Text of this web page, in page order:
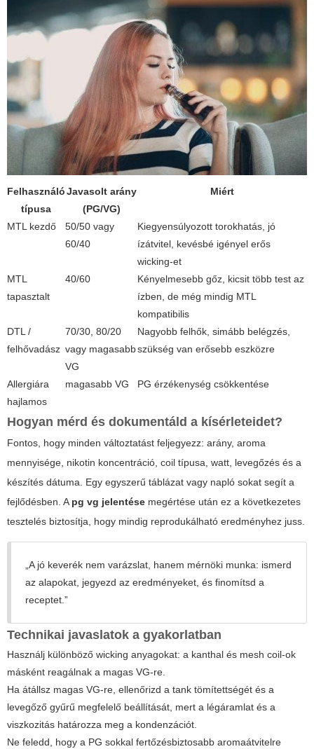
Felhasználó
típusa
Javasolt arány
(PG/VG)
Miért
MTL kezdő
50/50 vagy
60/40
Kiegyensúlyozott torokhatás, jó
ízátvitel, kevésbé igényel erős
wicking-et
MTL
tapasztalt
40/60
Kényelmesebb gőz, kicsit több test az
ízben, de még mindig MTL
kompatibilis
DTL /
felhővadász
70/30, 80/20
vagy magasabb
VG
Nagyobb felhők, simább belégzés,
szükség van erősebb eszközre
Allergiára
hajlamos
magasabb VG PG érzékenység csökkentése
Hogyan mérd és dokumentáld a kísérleteidet?
Fontos, hogy minden változtatást feljegyezz: arány, aroma
mennyisége, nikotin koncentráció, coil típusa, watt, levegőzés és a
készítés dátuma. Egy egyszerű táblázat vagy napló sokat segít a
fejlődésben. A pg vg jelentése megértése után ez a következetes
tesztelés biztosítja, hogy mindig reprodukálható eredményhez juss.
„A jó keverék nem varázslat, hanem mérnöki munka: ismerd
az alapokat, jegyezd az eredményeket, és finomítsd a
receptet.”
Technikai javaslatok a gyakorlatban
Használj különböző wicking anyagokat: a kanthal és mesh coil-ok
másként reagálnak a magas VG-re.
Ha átállsz magas VG-re, ellenőrizd a tank tömítettségét és a
levegőző gyűrű megfelelő beállítását, mert a légáramlat és a
viszkozitás határozza meg a kondenzációt.
Ne feledd, hogy a PG sokkal fertőzésbiztosabb aromaátvitelre